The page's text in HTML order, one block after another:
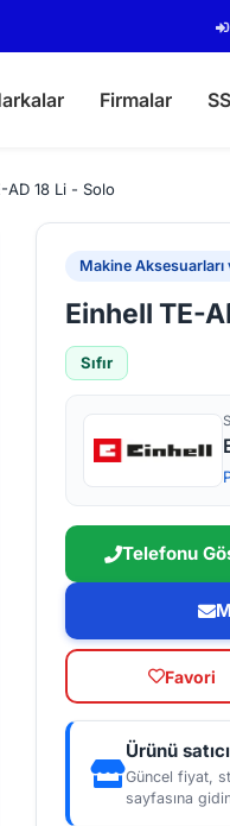
Firmalar
AD 18 Li - Solo
Makine Aksesuarları
Einhell TE-
Sıfır
Telefonu
Favori
Ürünü
Güncel fiyat,
sayfasına